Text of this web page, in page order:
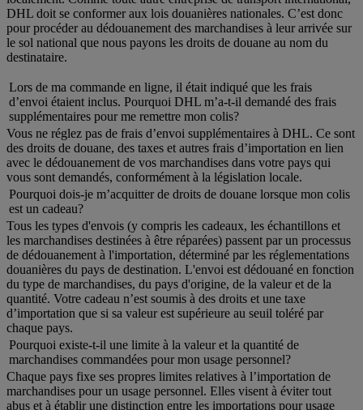
DHL doit se conformer aux lois douanières nationales. C’est donc
pour procéder au dédouanement des marchandises à leur arrivée sur
le sol national que nous payons les droits de douane au nom du
destinataire.
Lors de ma commande en ligne, il était indiqué que les frais
d’envoi étaient inclus. Pourquoi DHL m’a-t-il demandé des frais
supplémentaires pour me remettre mon colis?
Vous ne réglez pas de frais d’envoi supplémentaires à DHL. Ce sont
des droits de douane, des taxes et autres frais d’importation en lien
avec le dédouanement de vos marchandises dans votre pays qui
vous sont demandés, conformément à la législation locale.
Pourquoi dois-je m’acquitter de droits de douane lorsque mon colis
est un cadeau?
Tous les types d'envois (y compris les cadeaux, les échantillons et
les marchandises destinées à être réparées) passent par un processus
de dédouanement à l'importation, déterminé par les réglementations
douanières du pays de destination. L'envoi est dédouané en fonction
du type de marchandises, du pays d'origine, de la valeur et de la
quantité. Votre cadeau n’est soumis à des droits et une taxe
d’importation que si sa valeur est supérieure au seuil toléré par
chaque pays.
Pourquoi existe-t-il une limite à la valeur et la quantité de
marchandises commandées pour mon usage personnel?
Chaque pays fixe ses propres limites relatives à l’importation de
marchandises pour un usage personnel. Elles visent à éviter tout
abus et à établir une distinction entre les importations pour usage